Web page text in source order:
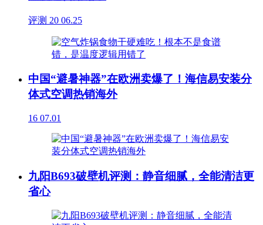
评测 20 06.25
中国“避暑神器”在欧洲卖爆了！海信易安装分
体式空调热销海外
16 07.01
九阳B693破壁机评测：静音细腻，全能清洁更
省心